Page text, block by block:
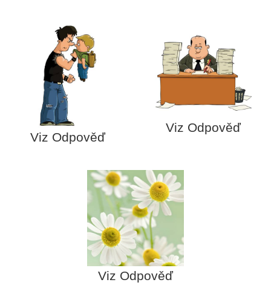
Viz Odpověď
Viz Odpověď
Viz Odpověď